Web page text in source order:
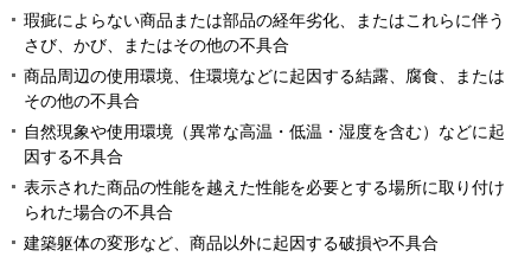
瑕疵によらない商品または部品の経年劣化、またはこれらに伴う
さび、かび、またはその他の不具合
商品周辺の使用環境、住環境などに起因する結露、腐食、または
その他の不具合
自然現象や使用環境（異常な高温・低温・湿度を含む）などに起
因する不具合
表示された商品の性能を越えた性能を必要とする場所に取り付け
られた場合の不具合
建築躯体の変形など、商品以外に起因する破損や不具合